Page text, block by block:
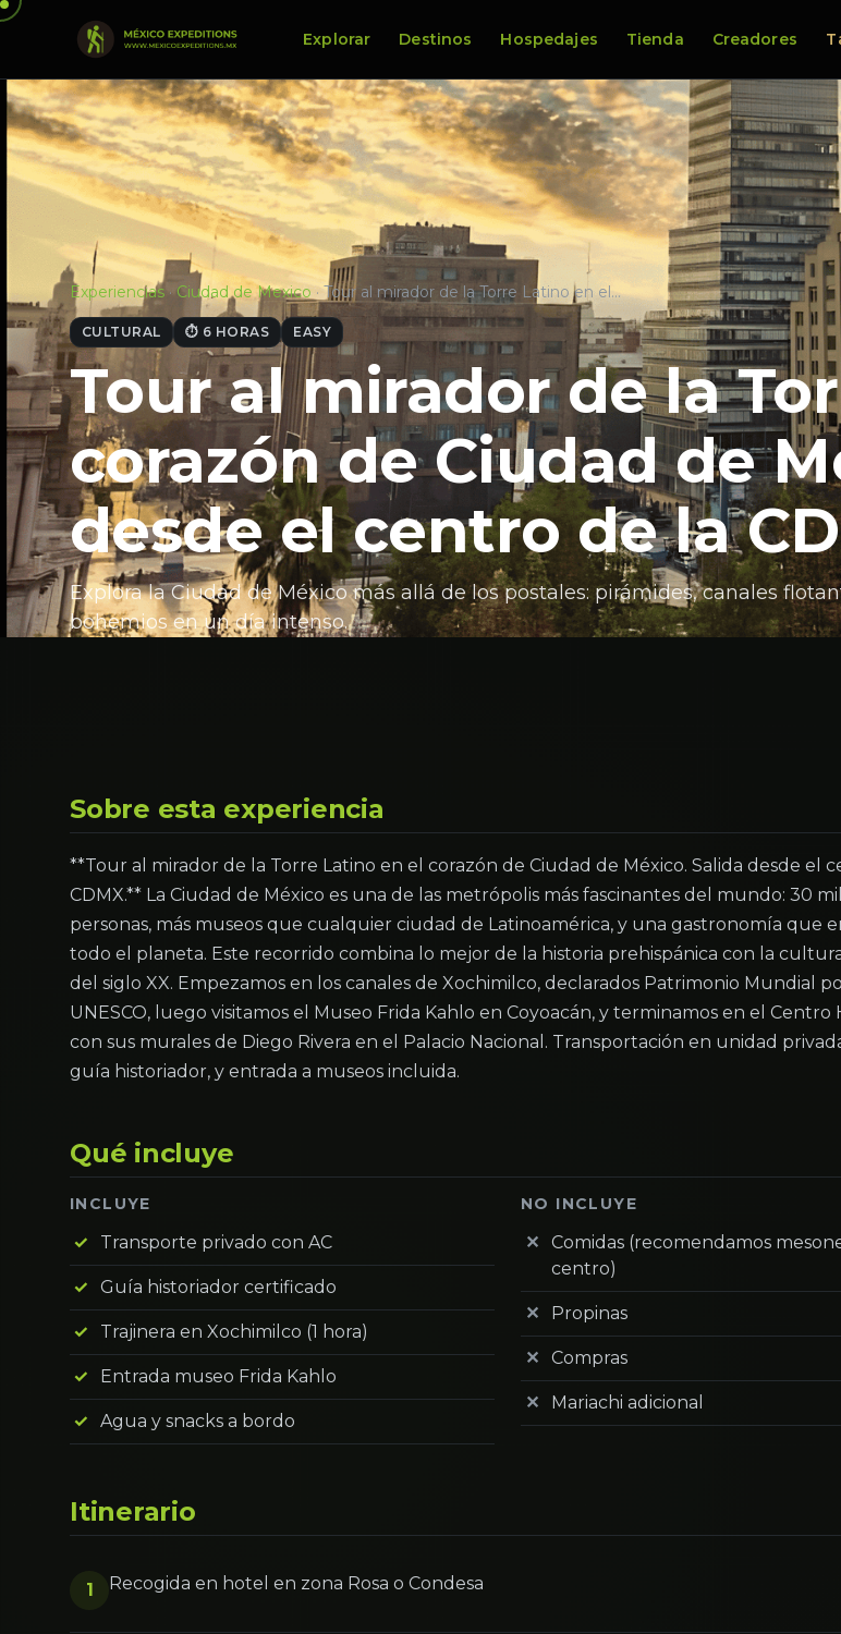
Explorar Destinos Hospedajes Tienda Creadores
Experiencias · Ciudad de Mexico · Tour al mirador de la Torre Latino en el…
CULTURAL ⏱ 6 HORAS EASY
Tour al mirador de la
corazón de Ciudad de
desde el centro de la
Explora la Ciudad de México más allá de los postales: pirámides, canales
bohemios en un día intenso.
Sobre esta experiencia
**Tour al mirador de la Torre Latino en el corazón de Ciudad de México. Salida desde el
CDMX.** La Ciudad de México es una de las metrópolis más fascinantes del mundo: 30
personas, más museos que cualquier ciudad de Latinoamérica, y una gastronomía que
todo el planeta. Este recorrido combina lo mejor de la historia prehispánica con la
del siglo XX. Empezamos en los canales de Xochimilco, declarados Patrimonio Mundial
UNESCO, luego visitamos el Museo Frida Kahlo en Coyoacán, y terminamos en el Centro
con sus murales de Diego Rivera en el Palacio Nacional. Transportación en unidad
guía historiador, y entrada a museos incluida.
Qué incluye
INCLUYE
Transporte privado con AC
Guía historiador certificado
Trajinera en Xochimilco (1 hora)
Entrada museo Frida Kahlo
Agua y snacks a bordo
NO INCLUYE
Comidas (recomendamos
centro)
Propinas
Compras
Mariachi adicional
Itinerario
1 Recogida en hotel en zona Rosa o Condesa